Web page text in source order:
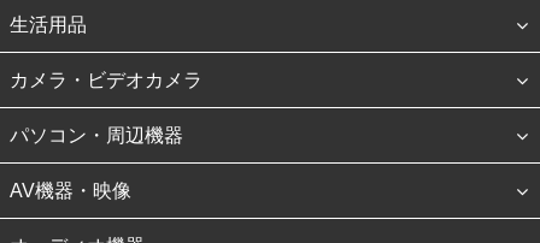
生活用品
カメラ・ビデオカメラ
パソコン・周辺機器
AV機器・映像